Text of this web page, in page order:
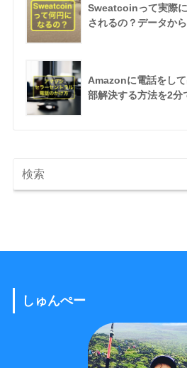
Sweatcoinって実際
されるの？データか
Amazonに電話をし
部解決する方法を2分
しゅんぺー